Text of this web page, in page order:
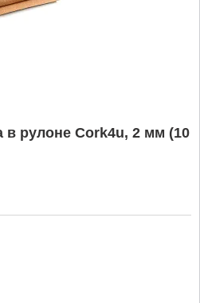
в рулоне Cork4u, 2 мм (10